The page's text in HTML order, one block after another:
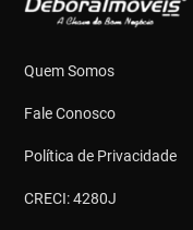
Quem Somos
Fale Conosco
Política de Privacidade
CRECI: 4280J